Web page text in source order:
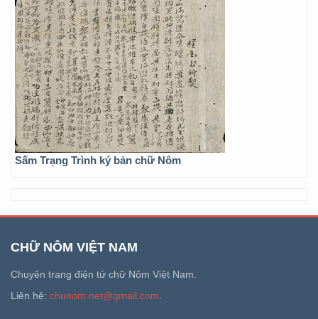
Sấm Trạng Trình ký bản chữ Nôm
CHỮ NÔM VIỆT NAM
Chuyên trang điện tử chữ Nôm Việt Nam.
Liên hệ: chunom.net@gmail.com